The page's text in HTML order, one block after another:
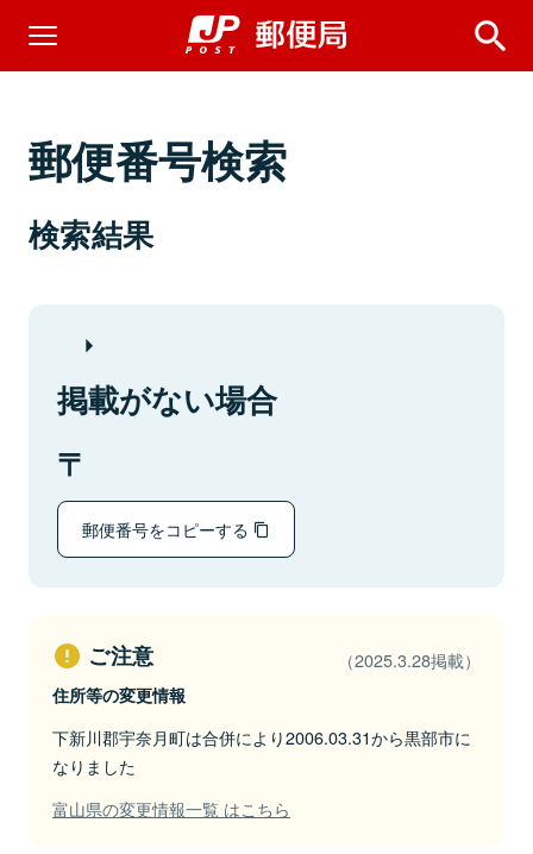
郵便番号検索
検索結果
掲載がない場合
郵便番号をコピーする
ご注意 （2025.3.28掲載）
住所等の変更情報
下新川郡宇奈月町は合併により2006.03.31から黒部市に
なりました
富山県の変更情報一覧 はこちら